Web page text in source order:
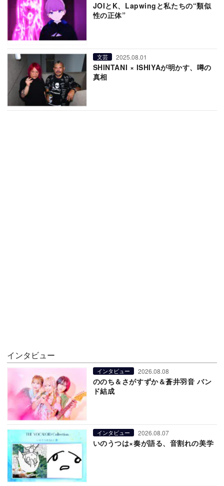
JOIとK、Lapwingと私たちの“類似
性の正体”
文芸 2025.08.01
SHINTANI × ISHIYAが明かす、噂の
真相
インタビュー
インタビュー 2026.08.08
ののち＆さがすずか＆蒼井羽音 バン
ド結成
インタビュー 2026.08.07
いのうつは×奏が語る、音割れの美学